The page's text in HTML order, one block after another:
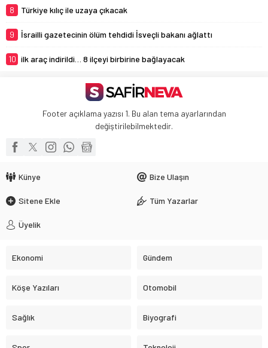
8 Türkiye kılıç ile uzaya çıkacak
9 İsrailli gazetecinin ölüm tehdidi İsveçli bakanı ağlattı
10 ilk araç indirildi… 8 ilçeyi birbirine bağlayacak
Footer açıklama yazısı 1. Bu alan tema ayarlarından
değiştirilebilmektedir.
Künye Bize Ulaşın
Sitene Ekle Tüm Yazarlar
Üyelik
Ekonomi Gündem
Köşe Yazıları Otomobil
Sağlık Biyografi